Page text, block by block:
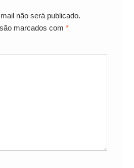
não será publicado.
marcados com *